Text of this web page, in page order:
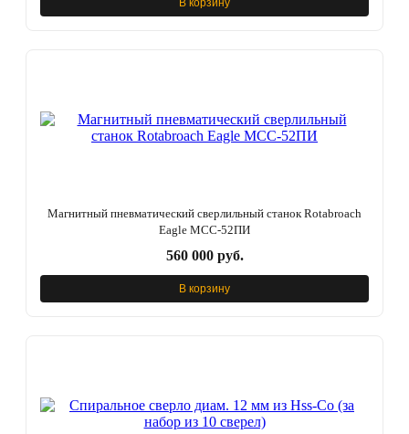
Магнитный пневматический сверлильный станок Rotabroach
Eagle МСС-52ПИ
560 000 руб.
В корзину